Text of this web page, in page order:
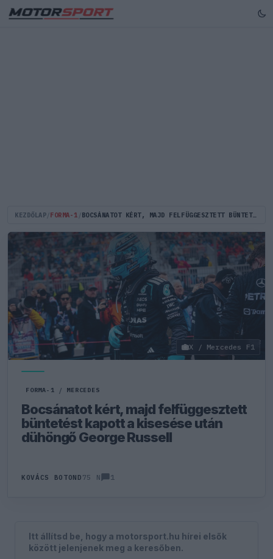
KEZDŐLAP FORMA-1 BOCSÁNATOT KÉRT, MAJD FELFÜGGESZTETT BÜNTETÉST KAPOTT A KISESÉSE UTÁN DÜHÖNGŐ GEORGE RUSSELL
X / Mercedes F1
FORMA-1 / MERCEDES
Bocsánatot kért, majd felfüggesztett
büntetést kapott a kisesése után
dühöngő George Russell
KOVÁCS BOTOND 75 N 1
Itt állítsd be, hogy a motorsport.hu hírei elsők
között jelenjenek meg a keresőben.